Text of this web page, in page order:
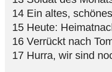
14 Ein altes,
15 Heute:
16 Verrückt nach
17 Hurra, wir sind